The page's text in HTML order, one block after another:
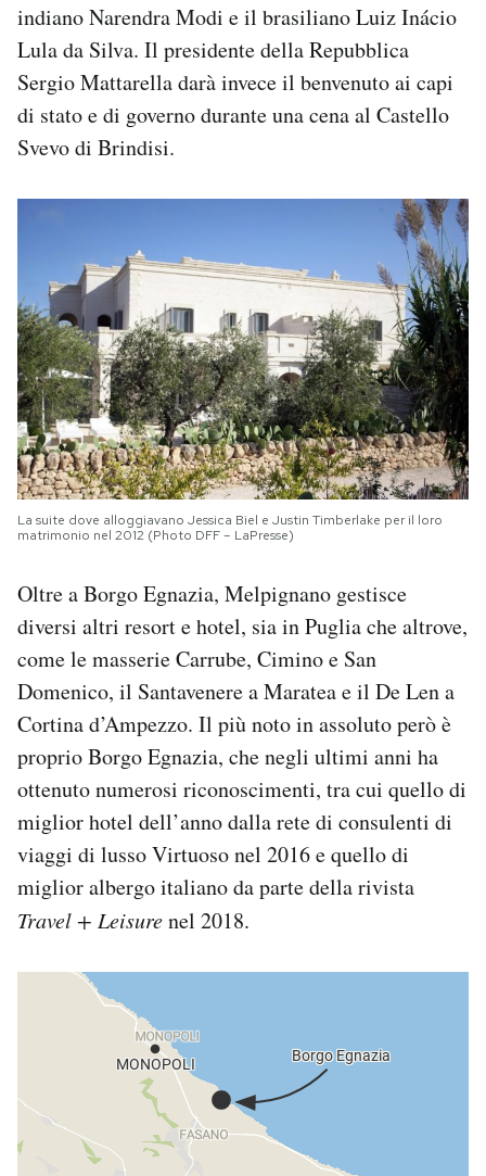
indiano Narendra Modi e il brasiliano Luiz Inácio
Lula da Silva. Il presidente della Repubblica
Sergio Mattarella darà invece il benvenuto ai capi
di stato e di governo durante una cena al Castello
Svevo di Brindisi.
La suite dove alloggiavano Jessica Biel e Justin Timberlake per il loro
matrimonio nel 2012 (Photo DFF – LaPresse)
Oltre a Borgo Egnazia, Melpignano gestisce
diversi altri resort e hotel, sia in Puglia che altrove,
come le masserie Carrube, Cimino e San
Domenico, il Santavenere a Maratea e il De Len a
Cortina d’Ampezzo. Il più noto in assoluto però è
proprio Borgo Egnazia, che negli ultimi anni ha
ottenuto numerosi riconoscimenti, tra cui quello di
miglior hotel dell’anno dalla rete di consulenti di
viaggi di lusso Virtuoso nel 2016 e quello di
miglior albergo italiano da parte della rivista
Travel + Leisurenel 2018.